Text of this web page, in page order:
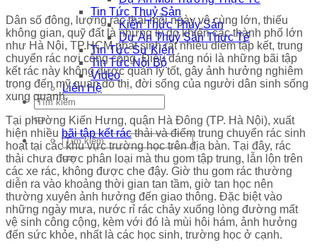
Tin Tức Thuỷ Sản
Kiến Thức Thủy Sản
Dự Án Thuỷ Sản Thực Tế
Tin Tức Sự Kiện
Tin Tức Nội Bộ
Video
Liên Hệ
Dân số đông, lượng rác thải mỗi ngày vô cùng lớn, thiếu
không gian, quỹ đất là những lý do khiến các thành phố lớn
như Hà Nội, TP.HCM phát sinh rất nhiều điểm tập kết, trung
chuyển rác nơi công cộng. Điều đáng nói là những bãi tập
kết rác này không được quản lý tốt, gây ảnh hưởng nghiêm
trọng đến mỹ quan đô thị, đời sống của người dân sinh sống
xung quanh.
Tại phường Kiến Hưng, quận Hà Đông (TP. Hà Nội), xuất
hiện nhiều bãi tập kết rácthải và điểm trung chuyển rác sinh
hoạt tại các khu vực trường học trên địa bàn. Tại đây, rác
thải chưa được phân loại mà thu gom tập trung, lẫn lộn trên
các xe rác, không được che đậy. Giờ thu gom rác thường
diễn ra vào khoảng thời gian tan tầm, giờ tan học nên
thường xuyên ảnh hưởng đến giao thông. Đặc biệt vào
những ngày mưa, nước rỉ rác chảy xuống lòng đường mất
vệ sinh công cộng, kèm với đó là mùi hôi hám, ảnh hưởng
đến sức khỏe, nhất là các học sinh, trường học ở cạnh.